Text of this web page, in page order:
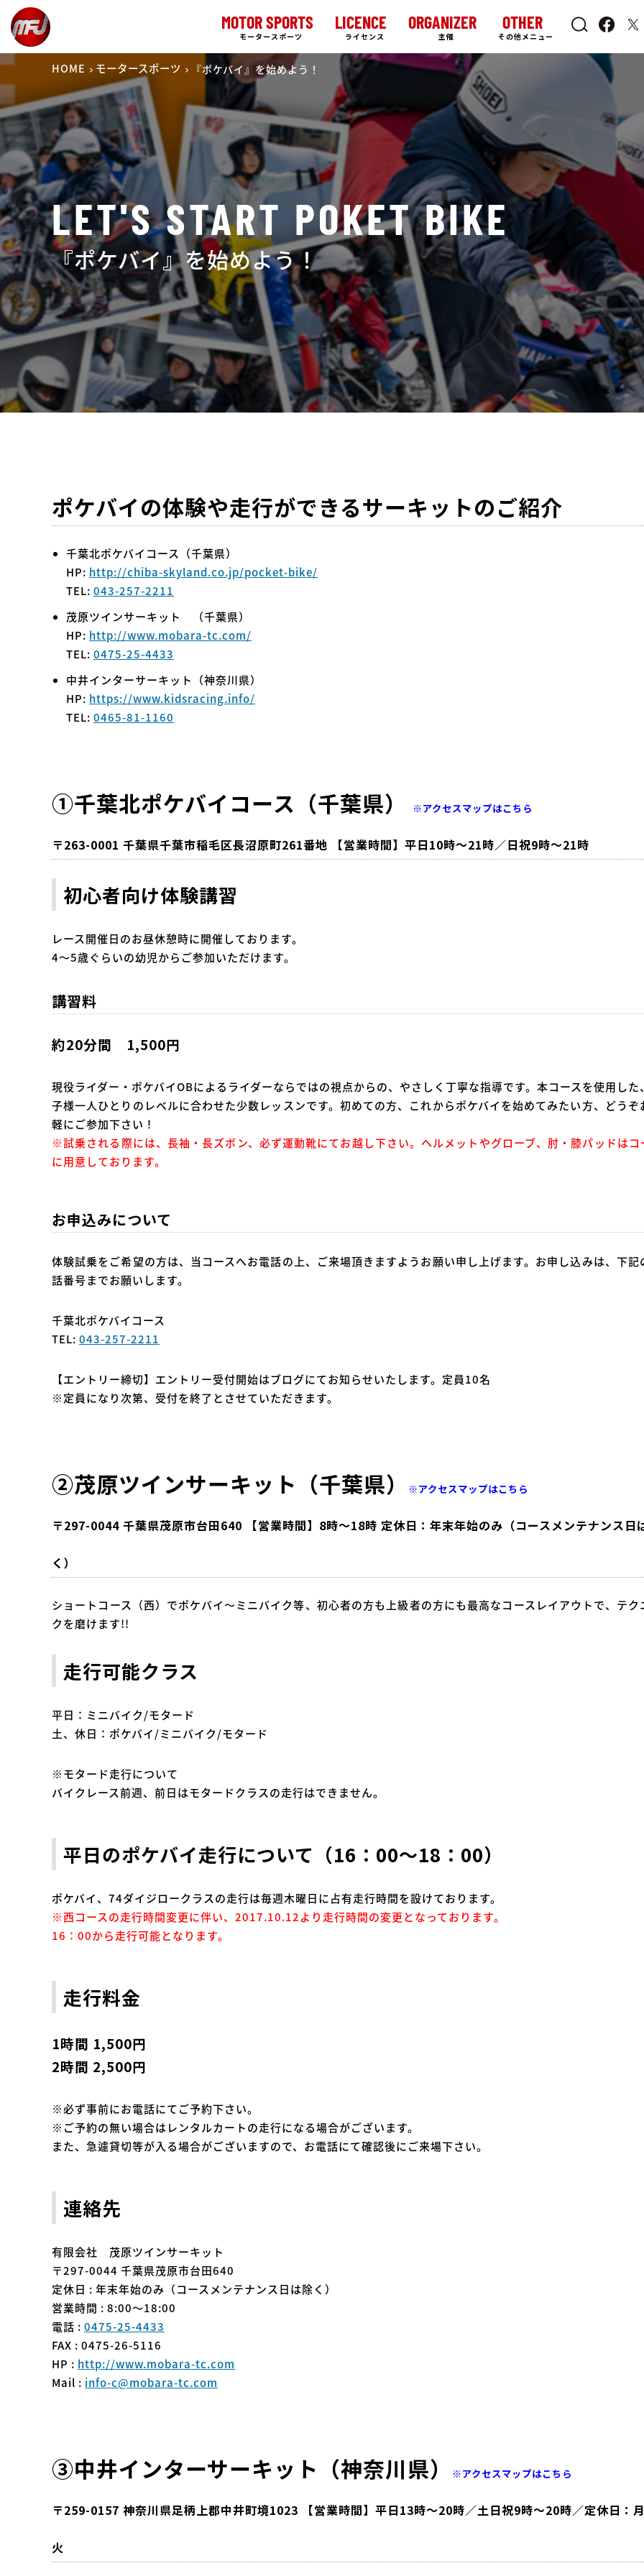
MOTOR SPORTS
モータースポーツ
LICENCE
ライセンス
ORGANIZER
主催
OTHER
その他メニュー
HOME モータースポーツ 『ポケバイ』を始めよう！
LET'S START POKET BIKE
『ポケバイ』を始めよう！
ポケバイの体験や走行ができるサーキットのご紹介
千葉北ポケバイコース（千葉県）
HP: http://chiba-skyland.co.jp/pocket-bike/
TEL: 043-257-2211
茂原ツインサーキット （千葉県）
HP: http://www.mobara-tc.com/
TEL: 0475-25-4433
中井インターサーキット（神奈川県）
HP: https://www.kidsracing.info/
TEL: 0465-81-1160
①千葉北ポケバイコース（千葉県） ※アクセスマップはこちら
〒263-0001 千葉県千葉市稲毛区長沼原町261番地 【営業時間】平日10時～21時／日祝9時～21時
初心者向け体験講習
レース開催日のお昼休憩時に開催しております。
4～5歳ぐらいの幼児からご参加いただけます。
講習料
約20分間 1,500円
現役ライダー・ポケバイOBによるライダーならではの視点からの、やさしく丁寧な指導です。本コースを使用した
子様一人ひとりのレベルに合わせた少数レッスンです。初めての方、これからポケバイを始めてみたい方、どうぞ
軽にご参加下さい！
※試乗される際には、長袖・長ズボン、必ず運動靴にてお越し下さい。ヘルメットやグローブ、肘・膝パッドはコ
に用意しております。
お申込みについて
体験試乗をご希望の方は、当コースへお電話の上、ご来場頂きますようお願い申し上げます。お申し込みは、下記
話番号までお願いします。
千葉北ポケバイコース
TEL: 043-257-2211
【エントリー締切】エントリー受付開始はブログにてお知らせいたします。定員10名
※定員になり次第、受付を終了とさせていただきます。
②茂原ツインサーキット（千葉県） ※アクセスマップはこちら
〒297-0044 千葉県茂原市台田640 【営業時間】8時～18時 定休日：年末年始のみ（コースメンテナンス日
く）
ショートコース（西）でポケバイ～ミニバイク等、初心者の方も上級者の方にも最高なコースレイアウトで、テク
クを磨けます!!
走行可能クラス
平日：ミニバイク/モタード
土、休日：ポケバイ/ミニバイク/モタード
※モタード走行について
バイクレース前週、前日はモタードクラスの走行はできません。
平日のポケバイ走行について（16：00～18：00）
ポケバイ、74ダイジロークラスの走行は毎週木曜日に占有走行時間を設けております。
※西コースの走行時間変更に伴い、2017.10.12より走行時間の変更となっております。
16：00から走行可能となります。
走行料金
1時間 1,500円
2時間 2,500円
※必ず事前にお電話にてご予約下さい。
※ご予約の無い場合はレンタルカートの走行になる場合がございます。
また、急遽貸切等が入る場合がございますので、お電話にて確認後にご来場下さい。
連絡先
有限会社 茂原ツインサーキット
〒297-0044 千葉県茂原市台田640
定休日 : 年末年始のみ（コースメンテナンス日は除く）
営業時間 : 8:00〜18:00
電話 : 0475-25-4433
FAX : 0475-26-5116
HP : http://www.mobara-tc.com
Mail : info-c@mobara-tc.com
③中井インターサーキット（神奈川県） ※アクセスマップはこちら
〒259-0157 神奈川県足柄上郡中井町境1023 【営業時間】平日13時～20時／土日祝9時～20時／定休日：月
火